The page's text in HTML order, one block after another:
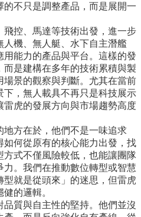
不只是調整產品，而是展開一
控、馬達等技術出發，進一步
機、無人艇、水下自主潛艦
能力的產品與平台。這樣的發
是建構在多年的技術累積與製
景的觀察與判斷。尤其在當前
，無人載具不再只是科技展示
虎的發展方向與市場趨勢高度
方在於，他們不是一味追求
如何從原有的核心能力出發，找
式不僅風險較低，也能讓團隊
。我們在推動數位轉型或智慧
就是從頭來」的迷思，但雷虎
的邏輯。
質與自主性的堅持。他們並沒